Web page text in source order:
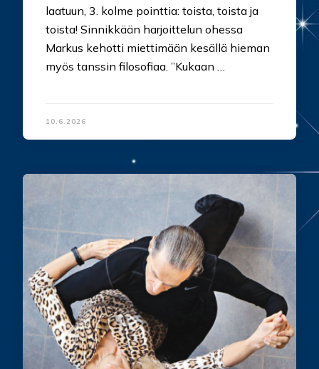
laatuun, 3. kolme pointtia: toista, toista ja
toista! Sinnikkään harjoittelun ohessa
Markus kehotti miettimään kesällä hieman
myös tanssin filosofiaa. ”Kukaan …
10.6.2026